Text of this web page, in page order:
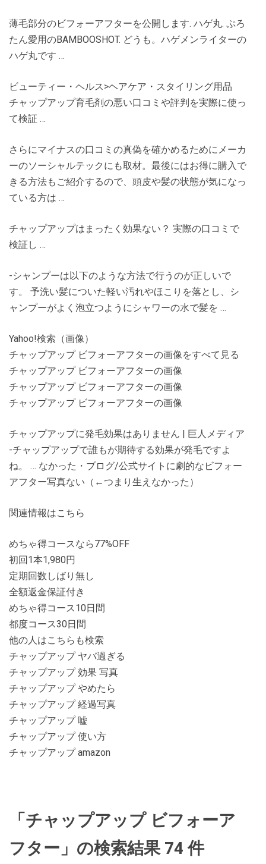
薄毛部分のビフォーアフターを公開します. ハゲ丸. ぷろ
たん愛用のBAMBOOSHOT. どうも。ハゲメンライターの
ハゲ丸です …
ビューティー・ヘルス>ヘアケア・スタイリング用品
チャップアップ育毛剤の悪い口コミや評判を実際に使っ
て検証 …
さらにマイナスの口コミの真偽を確かめるためにメーカ
ーのソーシャルテックにも取材。最後にはお得に購入で
きる方法もご紹介するので、頭皮や髪の状態が気になっ
ている方は …
チャップアップはまったく効果ない？ 実際の口コミで
検証し …
-シャンプーは以下のような方法で行うのが正しいで
す。 予洗い髪についた軽い汚れやほこりを落とし、シ
ャンプーがよく泡立つようにシャワーの水で髪を …
Yahoo!検索（画像）
チャップアップ ビフォーアフターの画像をすべて見る
チャップアップ ビフォーアフターの画像
チャップアップ ビフォーアフターの画像
チャップアップ ビフォーアフターの画像
チャップアップに発毛効果はありません | 巨人メディア
-チャップアップで誰もが期待する効果が発毛ですよ
ね。 … なかった・ブログ/公式サイトに劇的なビフォー
アフター写真ない（←つまり生えなかった）
関連情報はこちら
めちゃ得コースなら77%OFF
初回1本1,980円
定期回数しばり無し
全額返金保証付き
めちゃ得コース10日間
都度コース30日間
他の人はこちらも検索
チャップアップ ヤバ過ぎる
チャップアップ 効果 写真
チャップアップ やめたら
チャップアップ 経過写真
チャップアップ 嘘
チャップアップ 使い方
チャップアップ amazon
「チャップアップ ビフォーア
フター」の検索結果 74 件